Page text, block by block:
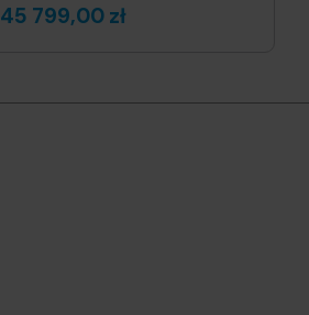
45 799,00 zł